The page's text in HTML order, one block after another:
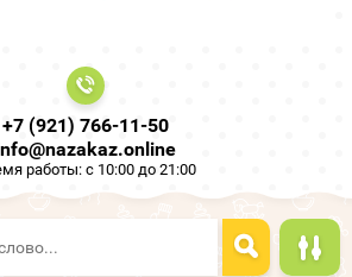
+7 (921) 766-11-50
работы: с 10:00 до 21:00